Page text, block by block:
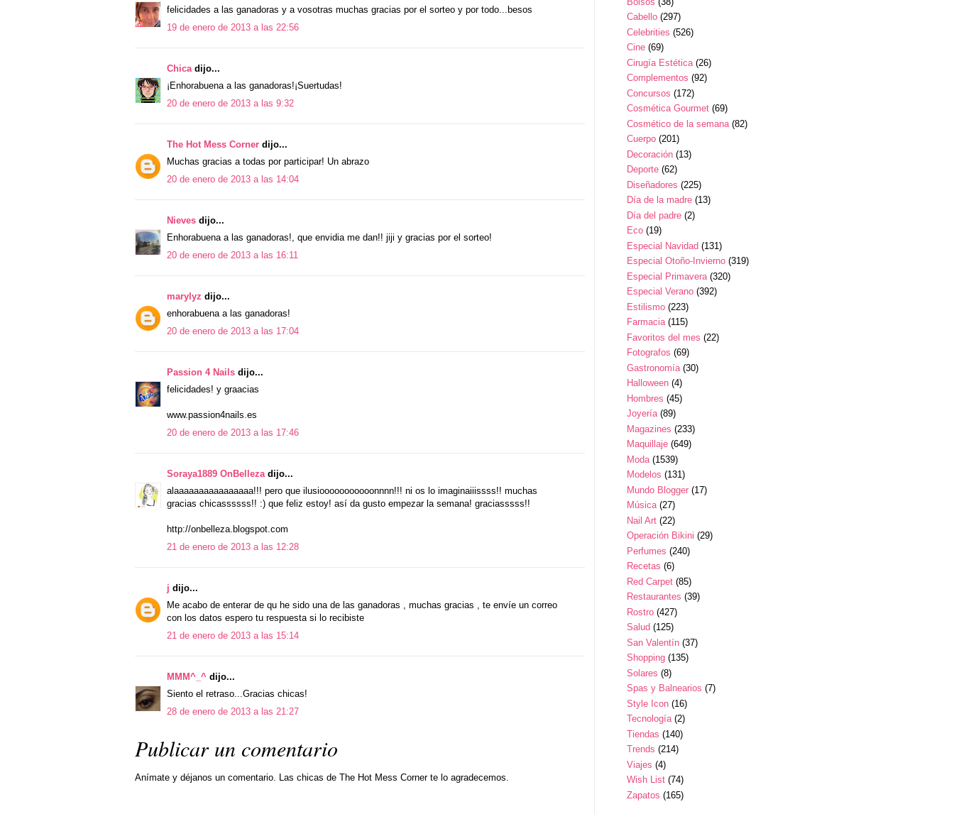
felicidades a las ganadoras y a vosotras muchas gracias por el sorteo y por todo...besos
19 de enero de 2013 a las 22:56
Chica dijo...
¡Enhorabuena a las ganadoras!¡Suertudas!
20 de enero de 2013 a las 9:32
The Hot Mess Corner dijo...
Muchas gracias a todas por participar! Un abrazo
20 de enero de 2013 a las 14:04
Nieves dijo...
Enhorabuena a las ganadoras!, que envidia me dan!! jiji y gracias por el sorteo!
20 de enero de 2013 a las 16:11
marylyz dijo...
enhorabuena a las ganadoras!
20 de enero de 2013 a las 17:04
Passion 4 Nails dijo...
felicidades! y graacias
www.passion4nails.es
20 de enero de 2013 a las 17:46
Soraya1889 OnBelleza dijo...
alaaaaaaaaaaaaaaaa!!! pero que ilusiooooooooooonnnn!!! ni os lo imaginaiiissss!! muchas
gracias chicassssss!! :) que feliz estoy! así da gusto empezar la semana! graciasssss!!
http://onbelleza.blogspot.com
21 de enero de 2013 a las 12:28
j dijo...
Me acabo de enterar de qu he sido una de las ganadoras , muchas gracias , te envíe un correo
con los datos espero tu respuesta si lo recibiste
21 de enero de 2013 a las 15:14
MMM^_^ dijo...
Siento el retraso...Gracias chicas!
28 de enero de 2013 a las 21:27
Publicar un comentario
Anímate y déjanos un comentario. Las chicas de The Hot Mess Corner te lo agradecemos.
Cabello (297)
Celebrities (526)
Cine (69)
Cirugía Estética (26)
Complementos (92)
Concursos (172)
Cosmética Gourmet (69)
Cosmético de la semana (82)
Cuerpo (201)
Decoración (13)
Deporte (62)
Diseñadores (225)
Día de la madre (13)
Día del padre (2)
Eco (19)
Especial Navidad (131)
Especial Otoño-Invierno (319)
Especial Primavera (320)
Especial Verano (392)
Estilismo (223)
Farmacia (115)
Favoritos del mes (22)
Fotografos (69)
Gastronomía (30)
Halloween (4)
Hombres (45)
Joyería (89)
Magazines (233)
Maquillaje (649)
Moda (1539)
Modelos (131)
Mundo Blogger (17)
Música (27)
Nail Art (22)
Operación Bikini (29)
Perfumes (240)
Recetas (6)
Red Carpet (85)
Restaurantes (39)
Rostro (427)
Salud (125)
San Valentín (37)
Shopping (135)
Solares (8)
Spas y Balnearios (7)
Style Icon (16)
Tecnología (2)
Tiendas (140)
Trends (214)
Viajes (4)
Wish List (74)
Zapatos (165)